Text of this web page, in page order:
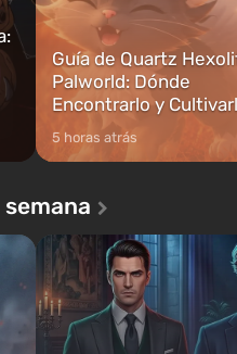
Guía de Quartz
Palworld: Dónde
Encontrarlo y
5 horas atrás